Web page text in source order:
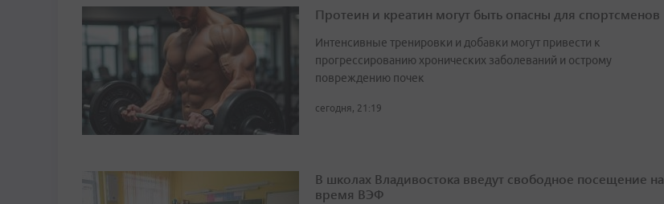
Протеин и креатин могут быть опасны для спортсменов
Интенсивные тренировки и добавки могут привести к
прогрессированию хронических заболеваний и острому
повреждению почек
сегодня, 21:19
В школах Владивостока введут свободное посещение на
время ВЭФ